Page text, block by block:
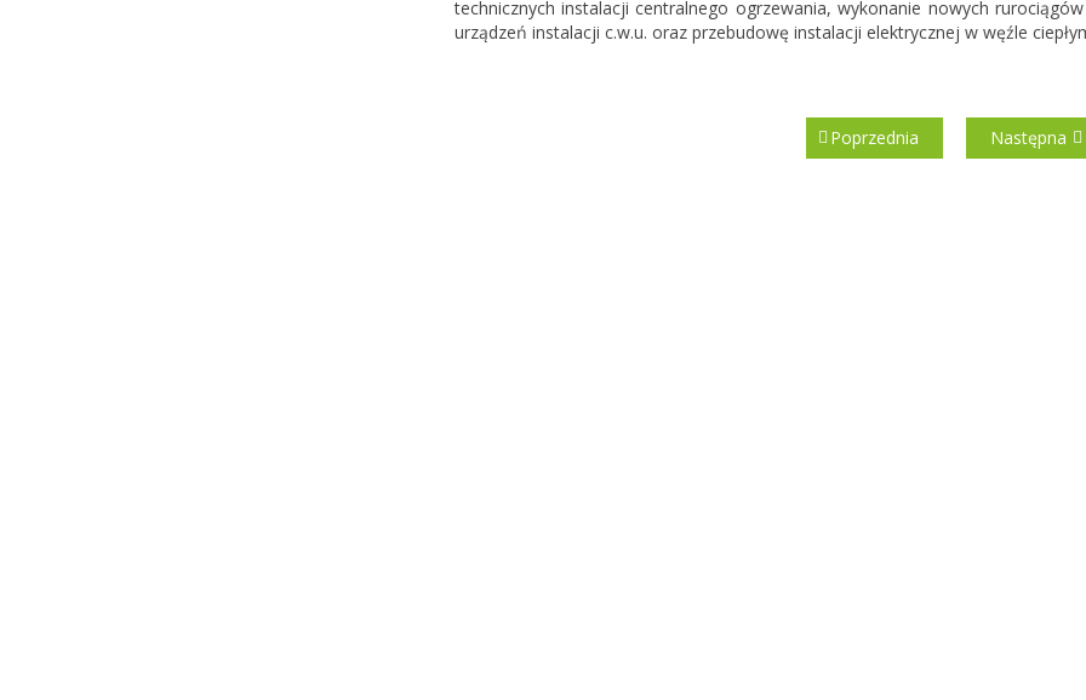
technicznych instalacji centralnego ogrzewania, wykonanie nowych
urządzeń instalacji c.w.u. oraz przebudowę instalacji elektrycznej w węźle
Poprzednia Następna